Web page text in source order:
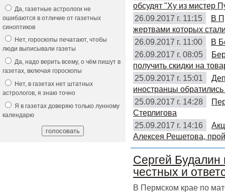
обсудят "Ху из мистер
26.09.2017 г. 11:15
В
жертвами которых
26.09.2017 г. 11:00
В
26.09.2017 г. 08:05
получить скидки на
25.09.2017 г. 15:01
иностранцы обратились
25.09.2017 г. 14:28
Стерлигова
25.09.2017 г. 14:16
Алексея Решетова,
Сергей Будалин
честных и
В Пермском крае по
Да, газетные астрологи не
ошибаются в отличие от газетных
синоптиков
Нет, гороскопы печатают, чтобы
люди выписывали газеты
Да, надо верить всему, о чём пишут в
газетах, включая гороскопы
Нет, в газетах нет штатных
астрологов, я знаю точно
Я в газетах доверяю только лунному
календарю